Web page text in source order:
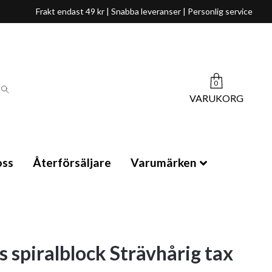
Frakt endast 49 kr | Snabba leveranser | Personlig service
0
VARUKORG
Återförsäljare Varumärken
spiralblock Strävhårig tax